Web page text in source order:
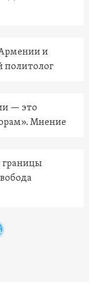
и
политолог
— это
Мнение
границы